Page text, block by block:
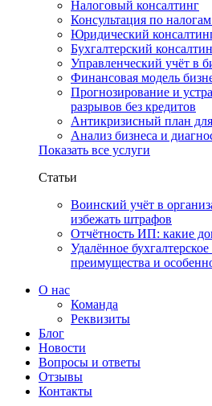
Налоговый консалтинг
Консультация по
Юридический
Бухгалтерский
Управленческий учёт в
Финансовая модель
Прогнозирование и
разрывов без кредитов
Антикризисный план для
Анализ бизнеса и
Показать все услуги
Статьи
Воинский учёт в
избежать штрафов
Отчётность ИП: какие
Удалённое
преимущества и
О нас
Команда
Реквизиты
Блог
Новости
Вопросы и ответы
Отзывы
Контакты